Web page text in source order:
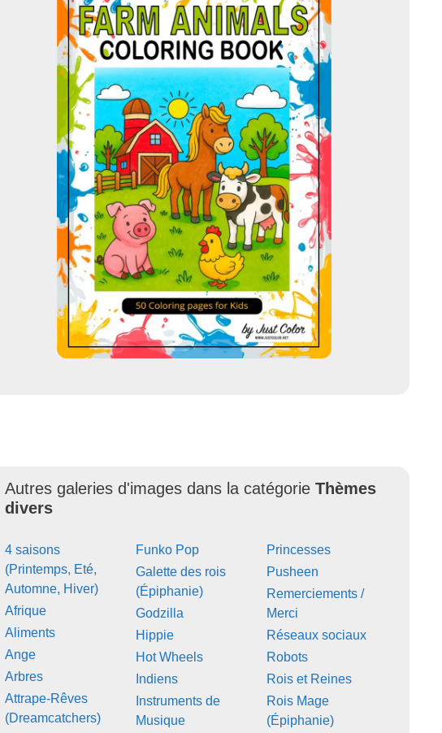
Autres galeries d'images dans la catégorieThèmes
divers
4 saisons
(Printemps, Eté,
Automne, Hiver)
Afrique
Aliments
Ange
Arbres
Attrape-Rêves
(Dreamcatchers)
Funko Pop
Galette des rois
(Épiphanie)
Godzilla
Hippie
Hot Wheels
Indiens
Instruments de
Musique
Princesses
Pusheen
Remerciements /
Merci
Réseaux sociaux
Robots
Rois et Reines
Rois Mage
(Épiphanie)